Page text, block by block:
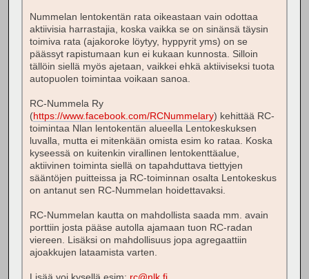
Nummelan lentokentän rata oikeastaan vain odottaa
aktiivisia harrastajia, koska vaikka se on sinänsä täysin
toimiva rata (ajakoroke löytyy, hyppyrit yms) on se
päässyt rapistumaan kun ei kukaan kunnosta. Silloin
tällöin siellä myös ajetaan, vaikkei ehkä aktiiviseksi tuota
autopuolen toimintaa voikaan sanoa.
RC-Nummela Ry
(https://www.facebook.com/RCNummelary) kehittää RC-
toimintaa Nlan lentokentän alueella Lentokeskuksen
luvalla, mutta ei mitenkään omista esim ko rataa. Koska
kyseessä on kuitenkin virallinen lentokenttäalue,
aktiivinen toiminta siellä on tapahduttava tiettyjen
sääntöjen puitteissa ja RC-toiminnan osalta Lentokeskus
on antanut sen RC-Nummelan hoidettavaksi.
RC-Nummelan kautta on mahdollista saada mm. avain
porttiin josta pääse autolla ajamaan tuon RC-radan
viereen. Lisäksi on mahdollisuus jopa agregaattiin
ajoakkujen lataamista varten.